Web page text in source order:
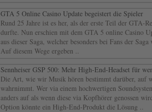
GTA 5 Online Casino Update begeistert die Spieler
Rund 25 Jahre ist es her, als der erste Teil der GTA-
durfte. Nun erschien mit dem GTA 5 online Casino
aus dieser Saga, welcher besonders bei Fans der
Auf diesem Wege ergeben ..
Sennheiser GSP 500: Mehr High-End-Headset für
Die Art, wie wir Musik hören bestimmt darüber, auf
wahrnimmt. Wer via einem hochwertigen
anders auf als wenn diese via Kopfhörer genossen
Option könnte ein High-End-Produkt die Lösung ..